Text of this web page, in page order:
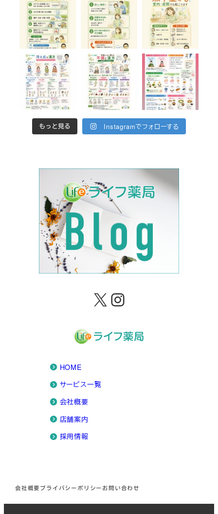
もっと見る Instagramでフォローする
X Instagram
HOME
サービス一覧
会社概要
店舗案内
採用情報
会社概要 プライバシーポリシー お問い合わせ